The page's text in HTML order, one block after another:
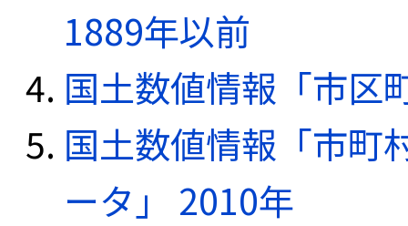
1889年以前
国土数値情報「市区
国土数値情報「市町
ータ」 2010年